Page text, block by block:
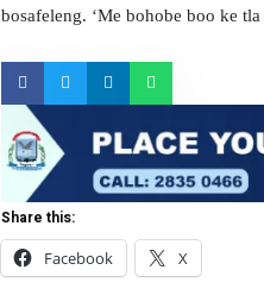
bosafeleng. ‘Me bohobe boo ke
Share this:
Facebook
X